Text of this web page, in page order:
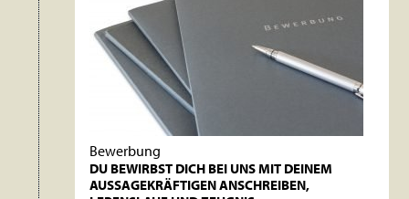
Bewerbung
DU BEWIRBST DICH BEI UNS MIT DEINEM
AUSSAGEKRÄFTIGEN ANSCHREIBEN,